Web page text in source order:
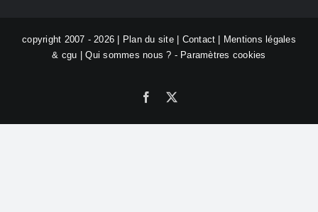
copyright 2007 - 2026 | Plan du site| Contact
Mentions légales
& cgu |Qui sommes nous ? - Paramètres cookies
Facebook